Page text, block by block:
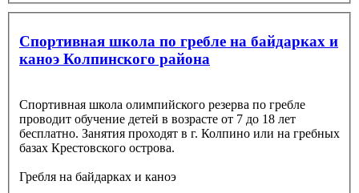
Спортивная школа по гребле на байдарках и
каноэ Колпинского района
Спортивная школа олимпийского резерва по гребле
проводит обучение детей в возрасте от 7 до 18 лет
бесплатно. Занятия проходят в г. Колпино или на гребных
базах Крестовского острова.
Гребля на байдарках и каноэ